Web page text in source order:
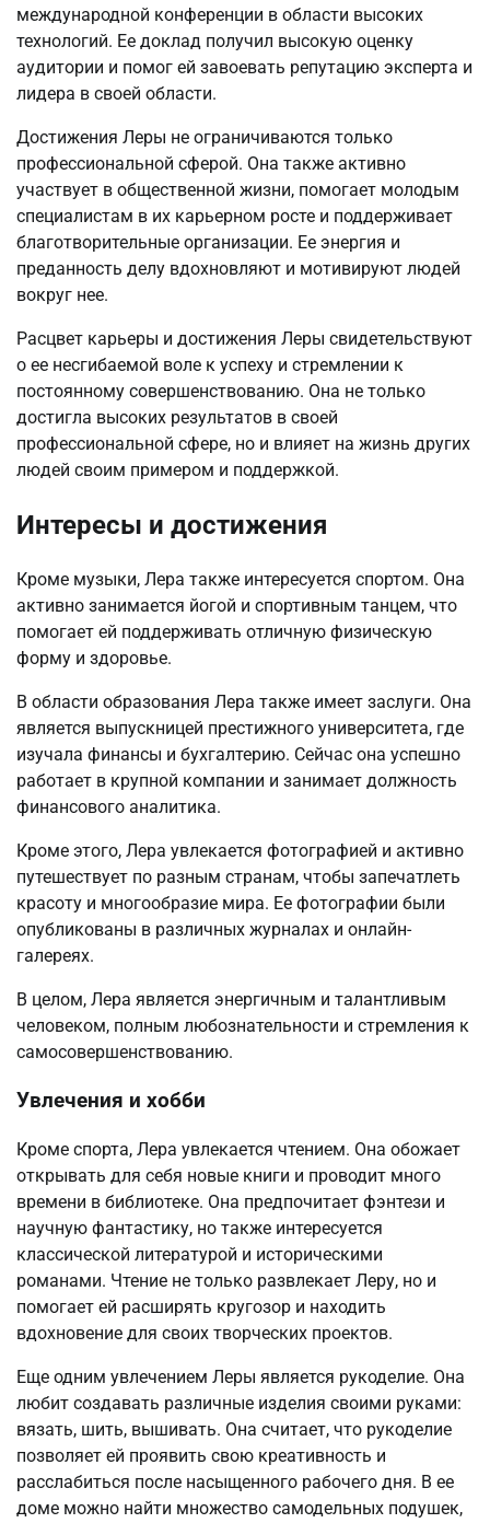
международной конференции в области высоких
технологий. Ее доклад получил высокую оценку
аудитории и помог ей завоевать репутацию эксперта и
лидера в своей области.
Достижения Леры не ограничиваются только
профессиональной сферой. Она также активно
участвует в общественной жизни, помогает молодым
специалистам в их карьерном росте и поддерживает
благотворительные организации. Ее энергия и
преданность делу вдохновляют и мотивируют людей
вокруг нее.
Расцвет карьеры и достижения Леры свидетельствуют
о ее несгибаемой воле к успеху и стремлении к
постоянному совершенствованию. Она не только
достигла высоких результатов в своей
профессиональной сфере, но и влияет на жизнь других
людей своим примером и поддержкой.
Интересы и достижения
Кроме музыки, Лера также интересуется спортом. Она
активно занимается йогой и спортивным танцем, что
помогает ей поддерживать отличную физическую
форму и здоровье.
В области образования Лера также имеет заслуги. Она
является выпускницей престижного университета, где
изучала финансы и бухгалтерию. Сейчас она успешно
работает в крупной компании и занимает должность
финансового аналитика.
Кроме этого, Лера увлекается фотографией и активно
путешествует по разным странам, чтобы запечатлеть
красоту и многообразие мира. Ее фотографии были
опубликованы в различных журналах и онлайн-
галереях.
В целом, Лера является энергичным и талантливым
человеком, полным любознательности и стремления к
самосовершенствованию.
Увлечения и хобби
Кроме спорта, Лера увлекается чтением. Она обожает
открывать для себя новые книги и проводит много
времени в библиотеке. Она предпочитает фэнтези и
научную фантастику, но также интересуется
классической литературой и историческими
романами. Чтение не только развлекает Леру, но и
помогает ей расширять кругозор и находить
вдохновение для своих творческих проектов.
Еще одним увлечением Леры является рукоделие. Она
любит создавать различные изделия своими руками:
вязать, шить, вышивать. Она считает, что рукоделие
позволяет ей проявить свою креативность и
расслабиться после насыщенного рабочего дня. В ее
доме можно найти множество самодельных подушек,